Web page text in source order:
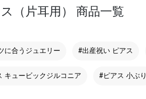
（片耳用） 商品一覧
に合うジュエリー #出産祝い ピアス
キュービックジルコニア #ピアス 小ぶり